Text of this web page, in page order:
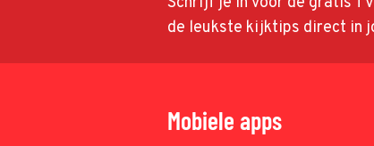
de leukste kijktips direct in
Mobiele apps